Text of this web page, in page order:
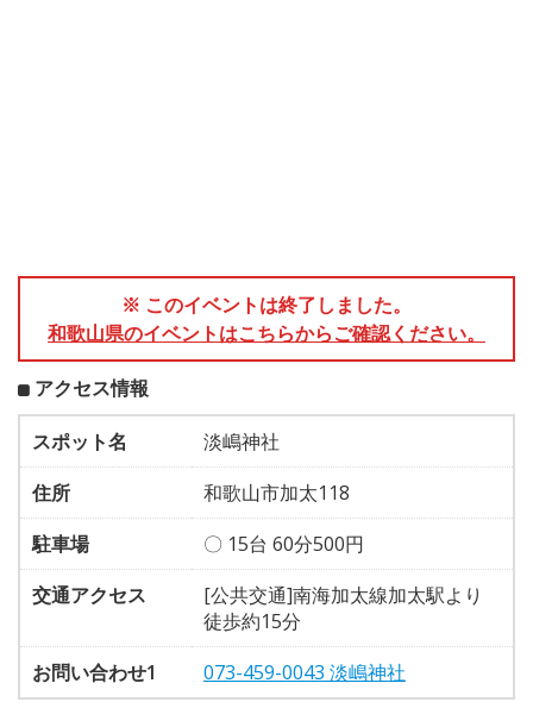
※ このイベントは終了しました。
和歌山県のイベントはこちらからご確認ください。
アクセス情報
スポット名
淡嶋神社
住所
和歌山市加太118
駐車場
〇 15台 60分500円
交通アクセス
[公共交通]南海加太線加太駅より
徒歩約15分
お問い合わせ1
073-459-0043 淡嶋神社